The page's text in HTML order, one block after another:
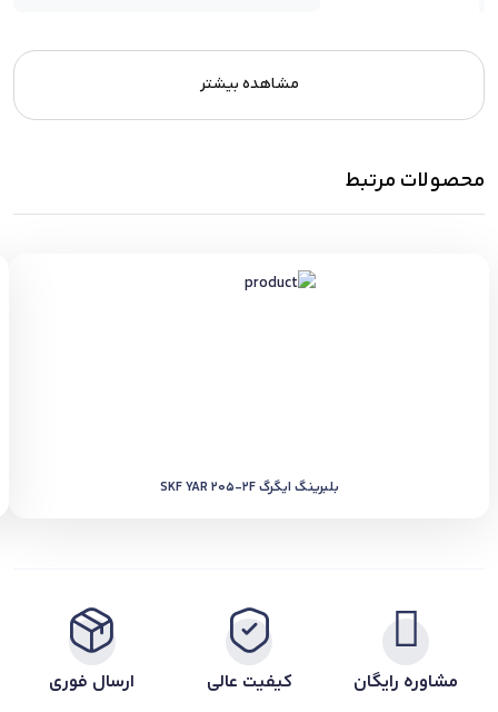
مشاهده بیشتر
محصولات مرتبط
بلبرینگ ایگرگ SKF YAR 205-2F
مشاوره رایگان کیفیت عالی ارسال فوری